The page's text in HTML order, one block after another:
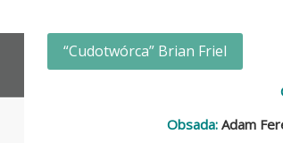
“Cudotwórca” Brian Friel
Obsada: Adam